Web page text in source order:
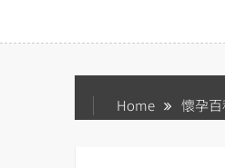
Home 懷孕